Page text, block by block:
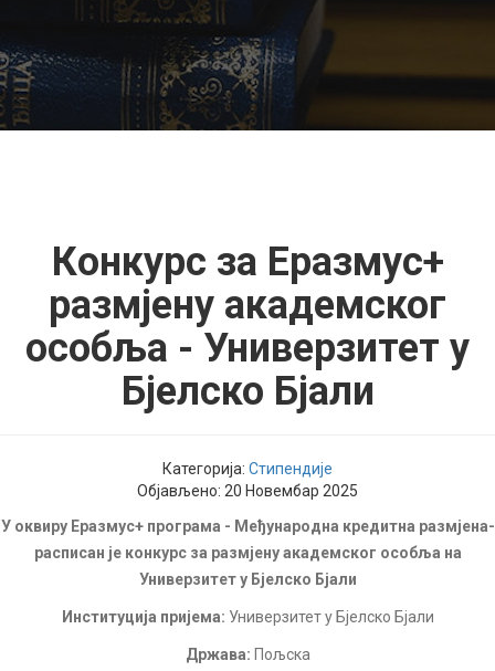
Конкурс за Еразмус+
размјену академског
особља - Универзитет у
Бјелско Бјали
Категорија: Стипендије
Објављено: 20 Новембар 2025
У оквиру Еразмус+ програма - Међународна кредитна размјена-
расписан је конкурс за размјену академског особља на
Универзитет у Бјелско Бјали
Институција пријема: Универзитет у Бјелско Бјали
Држава: Пољска